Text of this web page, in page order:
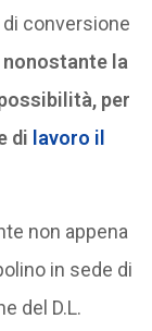
di conversione
la
per
di lavoro il
non appena
in sede di
del D.L.